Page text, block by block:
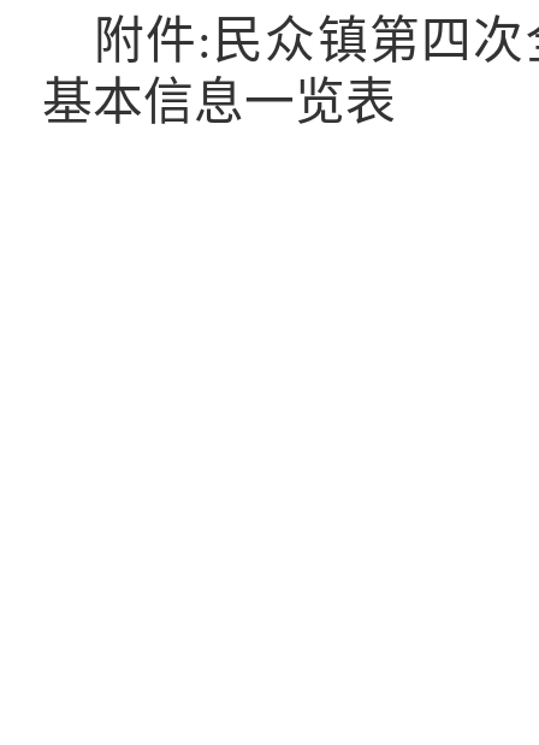
附件:民众镇第四
基本信息一览表